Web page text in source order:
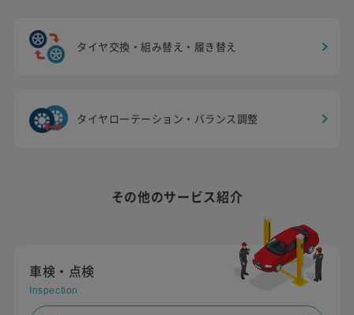
タイヤ交換・組み替え・履き替え
タイヤローテーション・バランス調整
その他のサービス紹介
車検・点検
Inspection